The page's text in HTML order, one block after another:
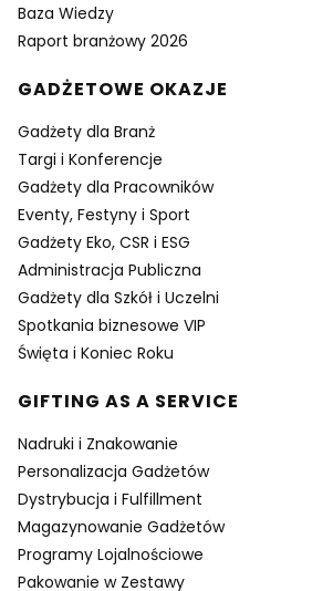
Baza Wiedzy
Raport branżowy 2026
GADŻETOWE OKAZJE
Gadżety dla Branż
Targi i Konferencje
Gadżety dla Pracowników
Eventy, Festyny i Sport
Gadżety Eko, CSR i ESG
Administracja Publiczna
Gadżety dla Szkół i Uczelni
Spotkania biznesowe VIP
Święta i Koniec Roku
GIFTING AS A SERVICE
Nadruki i Znakowanie
Personalizacja Gadżetów
Dystrybucja i Fulfillment
Magazynowanie Gadżetów
Programy Lojalnościowe
Pakowanie w Zestawy